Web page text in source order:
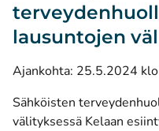
lausuntojen
Ajankohta: 25.5.2024
Sähköisten
välityksessä Kelaan